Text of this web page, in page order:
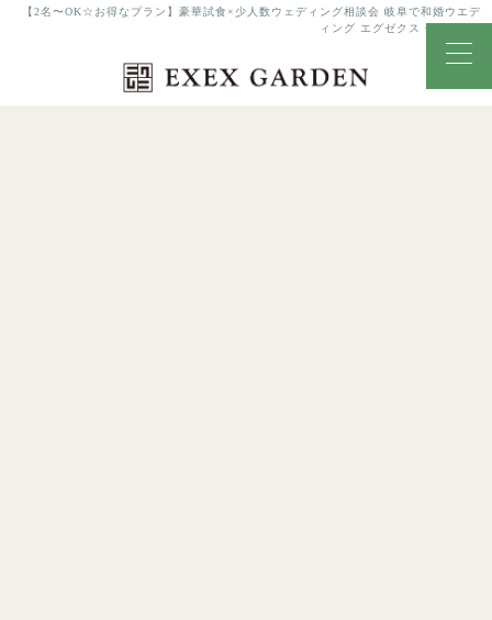
【2名〜OK☆お得なプラン】豪華試食×少人数ウェディング相談会 岐阜で和婚ウエデ
ィング エグゼクス・ガーデン